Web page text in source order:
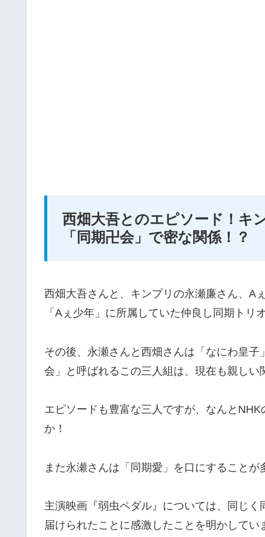
西畑大吾とのエピソード！キ
「同期卍会」で密な関係！？
西畑大吾さんと、キンプリの永瀬廉さん、A
「Aぇ少年」に所属していた仲良し同期トリオ
その後、永瀬さんと西畑さんは「なにわ皇子
会」と呼ばれるこの三人組は、 現在も親しい
エピソードも豊富な三人ですが、なんと
か！
また永瀬さんは「同期愛」を口にすることが
主演映画『弱虫ペダル』については、同じ
届けられたことに感激したことを明かしてい